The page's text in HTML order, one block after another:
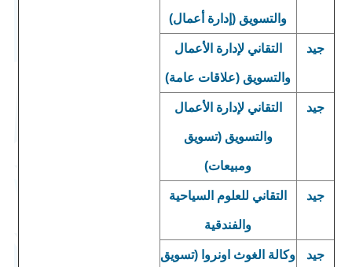
والتسويق (إدارة أعمال)
جيد التقاني لإدارة الأعمال
والتسويق (علاقات عامة)
جيد التقاني لإدارة الأعمال
والتسويق (تسويق
ومبيعات)
جيد التقاني للعلوم السياحية
والفندقية
جيد وكالة الغوث اونروا (تسويق